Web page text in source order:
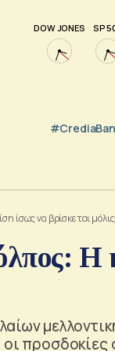
DOW JONES SP
ίσως να βρίσκεται
Η
οι